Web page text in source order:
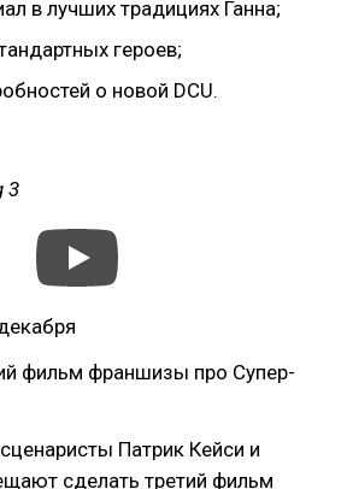
в лучших традициях Ганна;
героев;
о новой DCU.
3
фильм франшизы про Супер-
сценаристы Патрик Кейси и
сделать третий фильм